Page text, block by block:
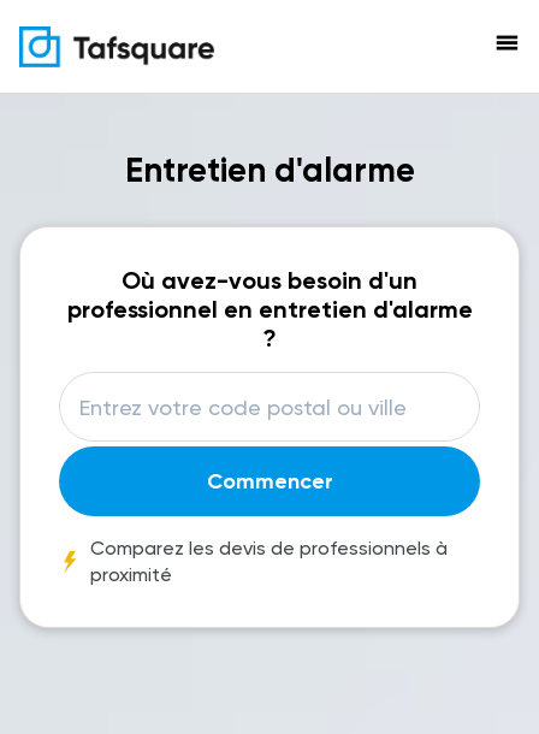
menu
Entretien d'alarme
Où avez-vous besoin d'un
professionnel en entretien d'alarme
?
Commencer
Comparez les devis de professionnels à
proximité